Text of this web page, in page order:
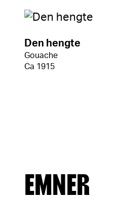
Den hengte
Gouache
Ca 1915
EMNER